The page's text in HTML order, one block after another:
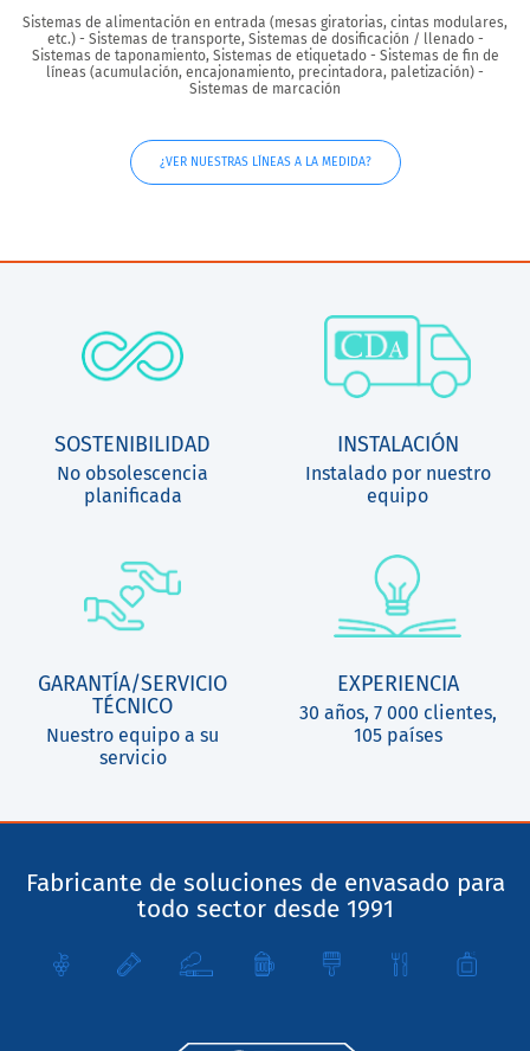
Sistemas de alimentación en entrada (mesas giratorias, cintas modulares,
etc.) - Sistemas de transporte, Sistemas de dosificación / llenado -
Sistemas de taponamiento, Sistemas de etiquetado - Sistemas de fin de
líneas (acumulación, encajonamiento, precintadora, paletización) -
Sistemas de marcación
¿VER NUESTRAS LÍNEAS A LA MEDIDA?
SOSTENIBILIDAD
No obsolescencia
planificada
INSTALACIÓN
Instalado por nuestro
equipo
GARANTÍA/SERVICIO
TÉCNICO
Nuestro equipo a su
servicio
EXPERIENCIA
30 años, 7 000 clientes,
105 países
Fabricante de soluciones de envasado para
todo sector desde 1991